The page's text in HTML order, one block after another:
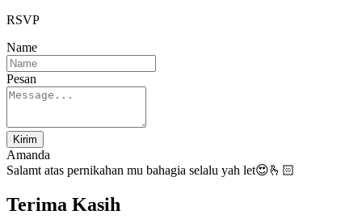
RSVP
Name
Pesan
Kirim
Amanda
Salamt atas pernikahan mu bahagia selalu yah let😍🫰🏻
Terima Kasih